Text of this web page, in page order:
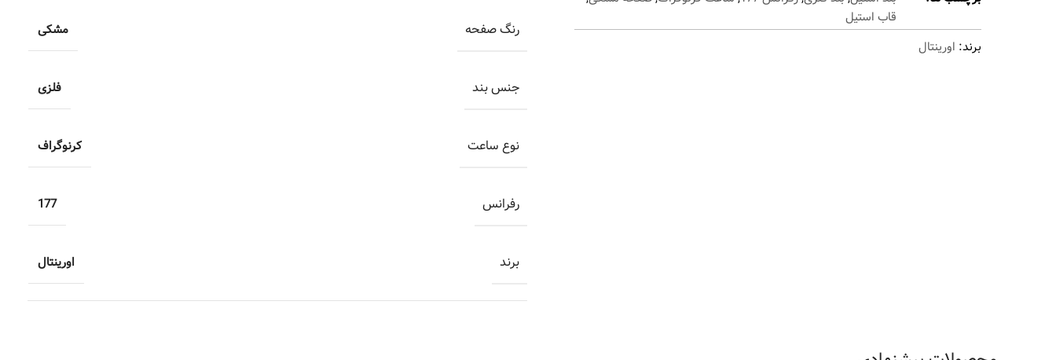
قاب استیل
برند: اورینتال
رنگ صفحه مشکی
جنس بند فلزی
نوع ساعت کرنوگراف
رفرانس 177
برند اورینتال